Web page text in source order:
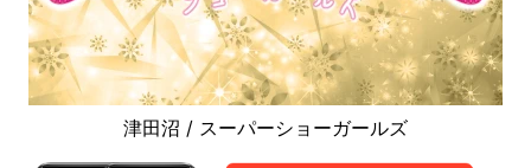
津田沼 / スーパーショーガールズ